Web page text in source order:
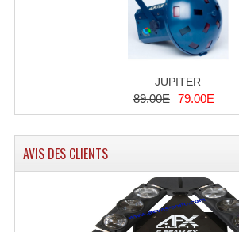
Angles Trio Steel Acier
Cercle Monotube
Cercle Struct Carrée 290
Cercle Struct SCC Carre
Crochets Et Accessoires
Embases Pour Structure
JUPITER
89.00E 79.00E
AVIS DES CLIENTS